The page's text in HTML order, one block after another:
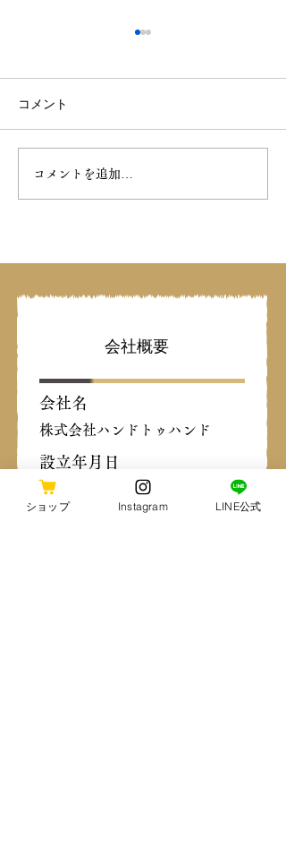
コメント
コメントを追加…
株式会社ハンドトゥハンド
設立年月日
​会社概要
会社名
2021年12月10日
ショップ Instagram LINE公式